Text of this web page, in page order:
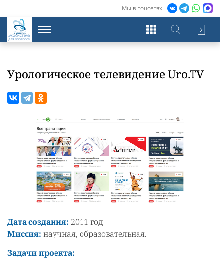
Мы в соцсетях:
Экосистема
для урологов
Урологическое телевидение Uro.TV
Дата создания: 2011 год
Миссия: научная, образовательная.
Задачи проекта: